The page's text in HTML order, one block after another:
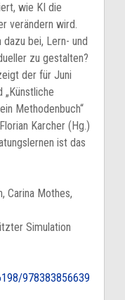
wie KI die
verändern wird.
bei, Lern- und
zu gestalten?
der für Juni
„Künstliche
Methodenbuch“
Karcher (Hg.)
ist das
Carina Mothes,
Simulation
978383856639